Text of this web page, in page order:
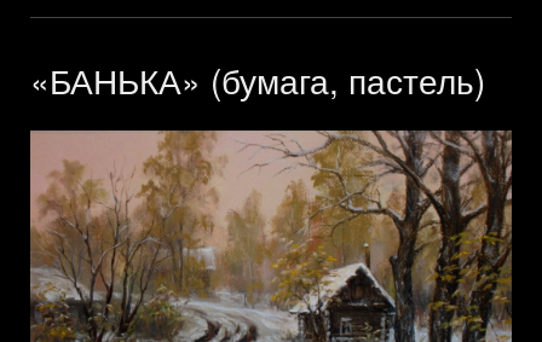
«БАНЬКА» (бумага, пастель)